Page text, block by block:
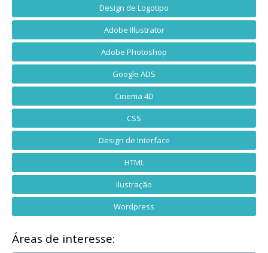
Design de Logotipo
Adobe Illustrator
Adobe Photoshop
Google ADS
Cinema 4D
CSS
Design de Interface
HTML
Ilustração
Wordpress
Áreas de interesse: